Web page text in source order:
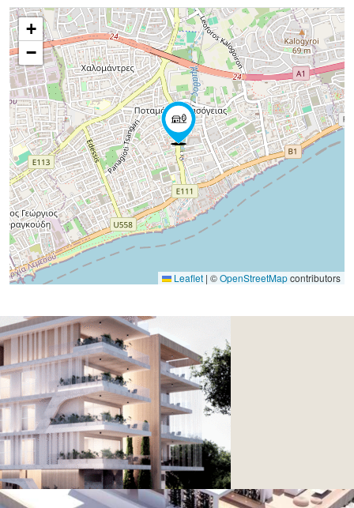
+
−
Leaflet | ©OpenStreetMapcontributors